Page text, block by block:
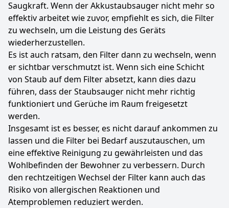
Saugkraft. Wenn der Akkustaubsauger nicht mehr so
effektiv arbeitet wie zuvor, empfiehlt es sich, die Filter
zu wechseln, um die Leistung des Geräts
wiederherzustellen.
Es ist auch ratsam, den Filter dann zu wechseln, wenn
er sichtbar verschmutzt ist. Wenn sich eine Schicht
von Staub auf dem Filter absetzt, kann dies dazu
führen, dass der Staubsauger nicht mehr richtig
funktioniert und Gerüche im Raum freigesetzt
werden.
Insgesamt ist es besser, es nicht darauf ankommen zu
lassen und die Filter bei Bedarf auszutauschen, um
eine effektive Reinigung zu gewährleisten und das
Wohlbefinden der Bewohner zu verbessern. Durch
den rechtzeitigen Wechsel der Filter kann auch das
Risiko von allergischen Reaktionen und
Atemproblemen reduziert werden.